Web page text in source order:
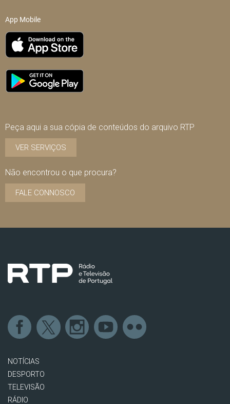
App Mobile
Peça aqui a sua cópia de conteúdos do arquivo RTP
VER SERVIÇOS
Não encontrou o que procura?
FALE CONNOSCO
NOTÍCIAS
DESPORTO
TELEVISÃO
RÁDIO